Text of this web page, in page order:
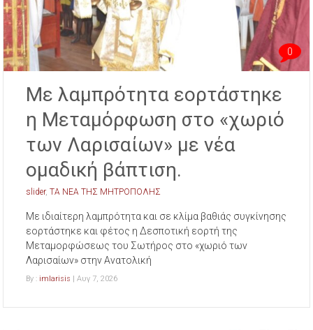
0
Με λαμπρότητα εορτάστηκε
η Μεταμόρφωση στο «χωριό
των Λαρισαίων» με νέα
ομαδική βάπτιση.
slider,ΤΑ ΝΕΑ ΤΗΣ ΜΗΤΡΟΠΟΛΗΣ
Με ιδιαίτερη λαμπρότητα και σε κλίμα βαθιάς συγκίνησης
εορτάστηκε και φέτος η Δεσποτική εορτή της
Μεταμορφώσεως του Σωτήρος στο «χωριό των
Λαρισαίων» στην Ανατολική
By : imlarisis | Αυγ 7, 2026